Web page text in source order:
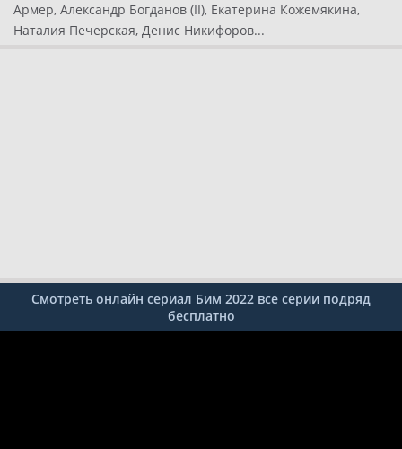
Армер, Александр Богданов (II), Екатерина Кожемякина,
Наталия Печерская, Денис Никифоров...
Смотреть онлайн сериал Бим 2022 все серии подряд
бесплатно